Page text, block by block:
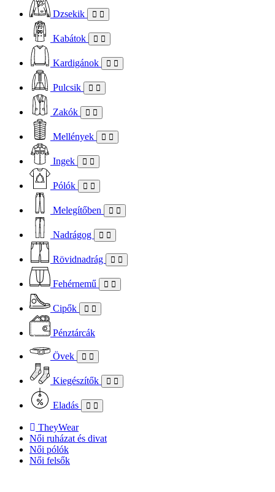
Dzsekik
Kabátok
Kardigánok
Pulcsik
Zakók
Mellények
Ingek
Pólók
Melegítőben
Nadrágog
Rövidnadrág
Fehérnemű
Cipők
Pénztárcák
Övek
Kiegészítők
Eladás
TheyWear
Női ruházat és divat
Női pólók
Női felsők